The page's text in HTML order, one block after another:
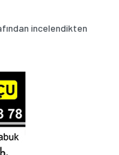
incelendikten